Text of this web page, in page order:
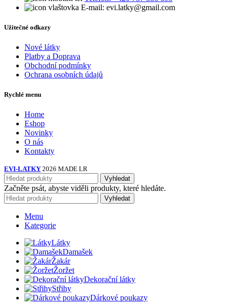
E-mail: evi.latky@gmail.com
Užitečné odkazy
Nové látky
Platby a Doprava
Obchodní podmínky
Ochrana osobních údajů
Rychlé menu
Home
Eshop
Novinky
O nás
Kontakty
EVI-LATKY 2026 MADE LR
Vyhledat
Začněte psát, abyste viděli produkty, které hledáte.
Vyhledat
Menu
Kategorie
Látky
Damašek
Žakár
Žoržet
Dekorační látky
Střihy
Dárkové poukazy